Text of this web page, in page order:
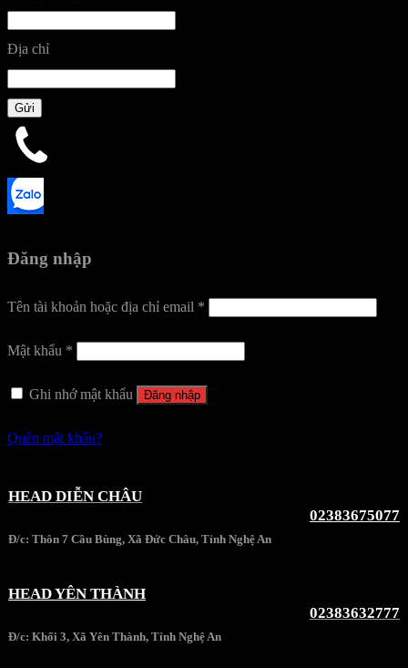
Địa chỉ
Gửi
Đăng nhập
Tên tài khoản hoặc địa chỉ email *
Mật khẩu *
Ghi nhớ mật khẩu Đăng nhập
Quên mật khẩu?
HEAD DIỄN CHÂU
Đ/c: Thôn 7 Cầu Bùng, Xã Đức Châu, Tỉnh Nghệ An
02383675077
HEAD YÊN THÀNH
Đ/c: Khối 3, Xã Yên Thành, Tỉnh Nghệ An
02383632777